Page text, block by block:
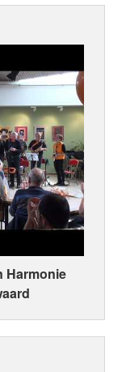
Harmonie